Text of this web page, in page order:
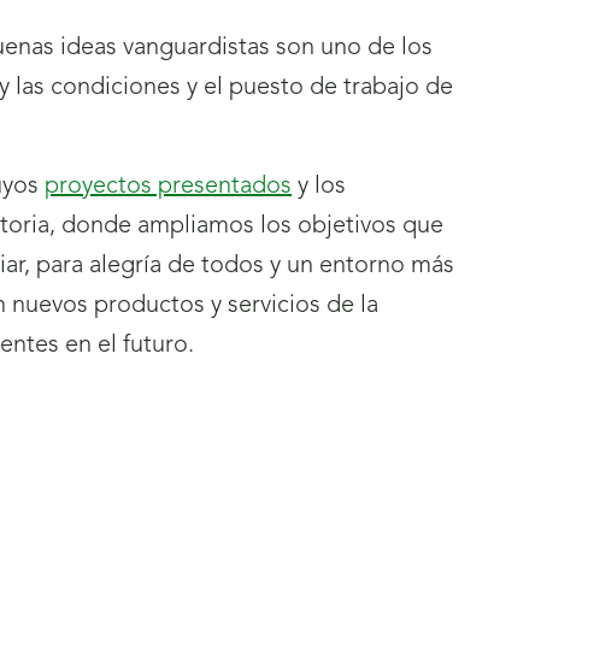
ideas vanguardistas son uno de los
las condiciones y el puesto de trabajo de
proyectos presentados y los
donde ampliamos los objetivos que
para alegría de todos y un entorno más
productos y servicios de la
en el futuro.